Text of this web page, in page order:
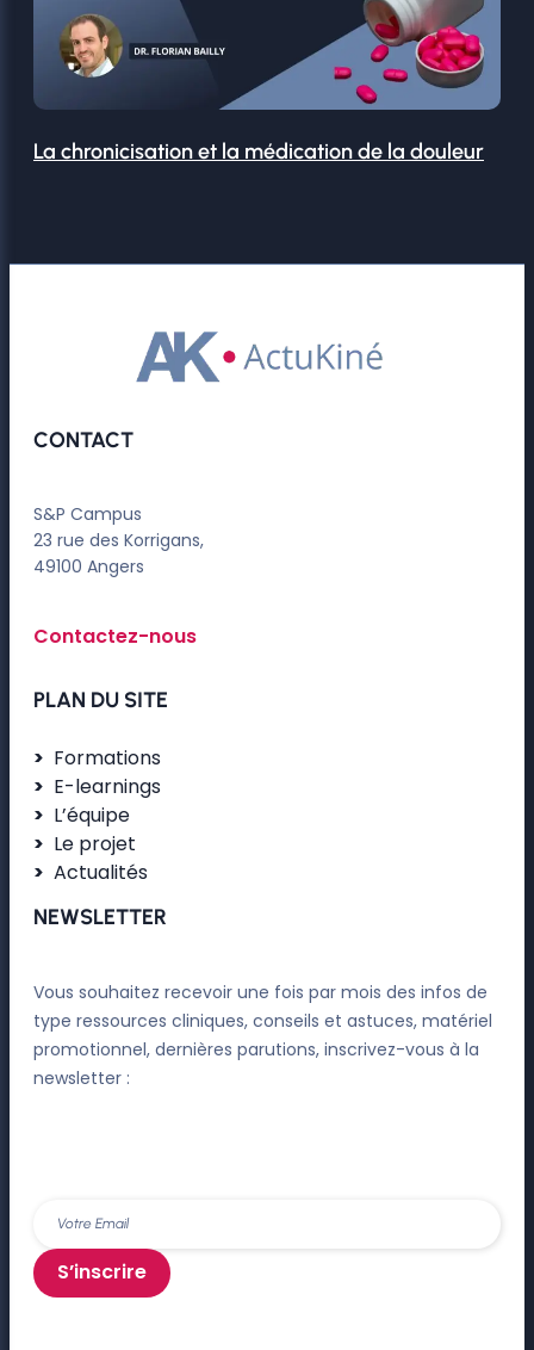
La chronicisation et la médication de la douleur
CONTACT
S&P Campus
23 rue des Korrigans,
49100 Angers
Contactez-nous
PLAN DU SITE
Formations
E-learnings
L’équipe
Le projet
Actualités
NEWSLETTER
Vous souhaitez recevoir une fois par mois des infos de
type ressources cliniques, conseils et astuces, matériel
promotionnel, dernières parutions, inscrivez-vous à la
newsletter :
S’inscrire